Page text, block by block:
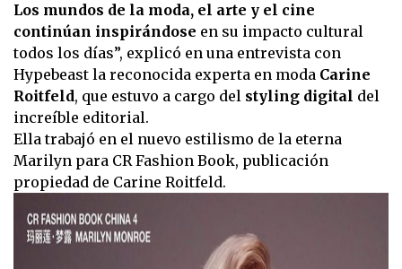
Los mundos de la moda, el arte y el cine
continúan inspirándose en su impacto cultural
todos los días”, explicó en una entrevista con
Hypebeast la reconocida experta en moda Carine
Roitfeld, que estuvo a cargo del styling digital del
increíble editorial.
Ella trabajó en el nuevo estilismo de la eterna
Marilyn para CR Fashion Book, publicación
propiedad de Carine Roitfeld.